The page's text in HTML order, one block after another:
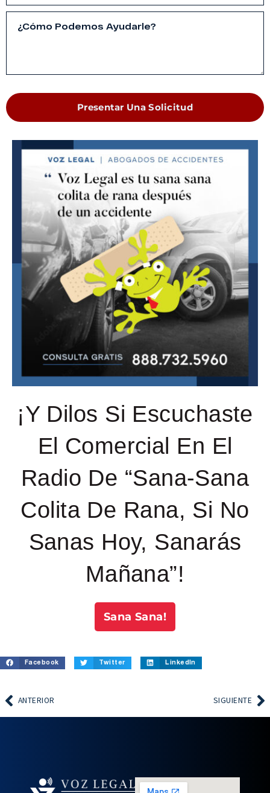
Presentar Una Solicitud
¡Y Dilos Si Escuchaste
El Comercial En El
Radio De “Sana-Sana
Colita De Rana, Si No
Sanas Hoy, Sanarás
Mañana”!
Sana Sana!
Facebook Twitter LinkedIn
ANTERIOR SIGUIENTE